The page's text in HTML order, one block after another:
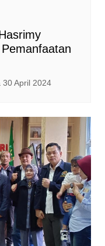
30 April 2024